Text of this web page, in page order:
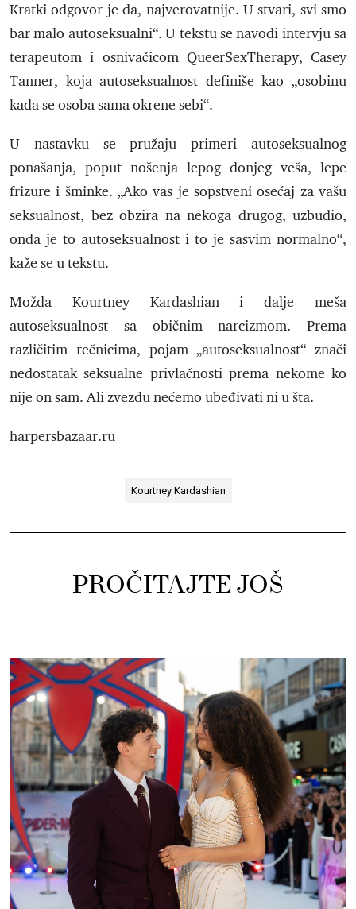
Kratki odgovor je da, najverovatnije. U stvari, svi smo
bar malo autoseksualni“. U tekstu se navodi intervju sa
terapeutom i osnivačicom QueerSexTherapy, Casey
Tanner, koja autoseksualnost definiše kao „osobinu
kada se osoba sama okrene sebi“.
U nastavku se pružaju primeri autoseksualnog
ponašanja, poput nošenja lepog donjeg veša, lepe
frizure i šminke. „Ako vas je sopstveni osećaj za vašu
seksualnost, bez obzira na nekoga drugog, uzbudio,
onda je to autoseksualnost i to je sasvim normalno“,
kaže se u tekstu.
Možda Kourtney Kardashian i dalje meša
autoseksualnost sa običnim narcizmom. Prema
različitim rečnicima, pojam „autoseksualnost“ znači
nedostatak seksualne privlačnosti prema nekome ko
nije on sam. Ali zvezdu nećemo ubeđivati ni u šta.
harpersbazaar.ru
Kourtney Kardashian
PROČITAJTE JOŠ